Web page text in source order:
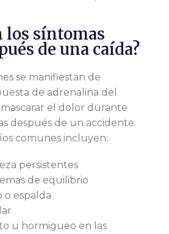
los síntomas
de una caída?
se manifiestan de
de adrenalina del
el dolor durante
después de un accidente.
comunes incluyen:
persistentes
de equilibrio
o espalda
u hormigueo en las